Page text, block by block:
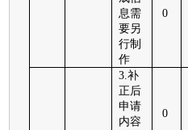
息需
要另
行制
作
0
3.补
正后
申请
内容
0